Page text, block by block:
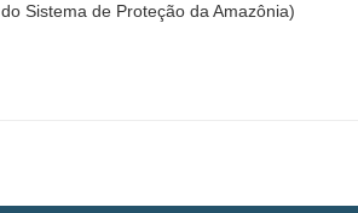
Sistema de Proteção da Amazônia)